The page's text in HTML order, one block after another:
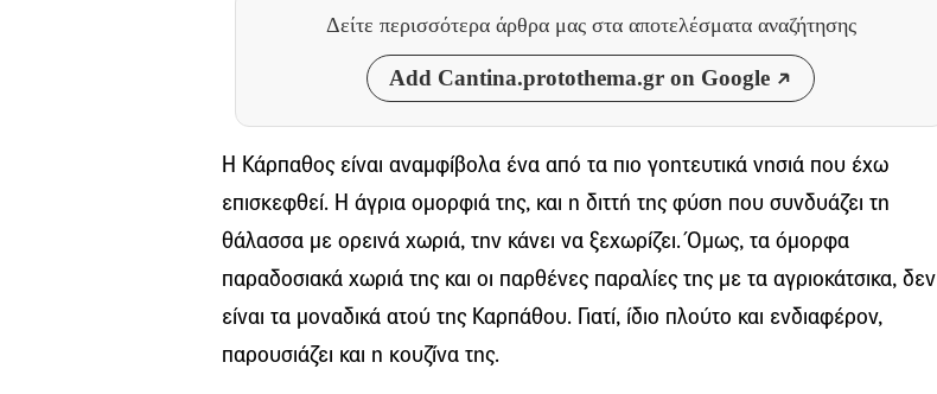
Δείτε περισσότερα άρθρα μας στα αποτελέσματα αναζήτησης
Add Cantina.protothema.gr on Google
Η Κάρπαθος είναι αναμφίβολα ένα από τα πιο γοητευτικά νησιά που έχω
επισκεφθεί. Η άγρια ομορφιά της, και η διττή της φύση που συνδυάζει τη
θάλασσα με ορεινά χωριά, την κάνει να ξεχωρίζει. Όμως, τα όμορφα
παραδοσιακά χωριά της και οι παρθένες παραλίες της με τα αγριοκάτσικα, δεν
είναι τα μοναδικά ατού της Καρπάθου. Γιατί, ίδιο πλούτο και ενδιαφέρον,
παρουσιάζει και η κουζίνα της.